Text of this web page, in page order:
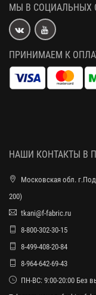
МЫ В СОЦИАЛЬНЫХ
ПРИНИМАЕМ К
НАШИ КОНТАКТЫ В
Московская обл.
200)
tkani@f-fabric.ru
8-800-302-30-15
8-499-408-20-84
8-964-642-69-43
ПН-ВС: 9:00-20:00 Без